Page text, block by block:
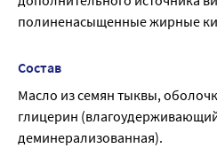
полиненасыщенные жирные
Состав
Масло из семян тыквы,
глицерин
деминерализованная).